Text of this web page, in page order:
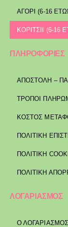
ΑΓΟΡΙ (6-16
ΚΟΡΙΤΣΙΙ (6-16
ΠΛΗΡΟΦΟΡΙΕΣ
ΑΠΟΣΤΟΛΉ –
ΤΡΌΠΟΙ
ΚΌΣΤΟΣ
ΠΟΛΙΤΙΚΉ
ΠΟΛΙΤΙΚΉ
ΠΟΛΙΤΙΚΉ
ΛΟΓΑΡΙΑΣΜΟΣ
Ο